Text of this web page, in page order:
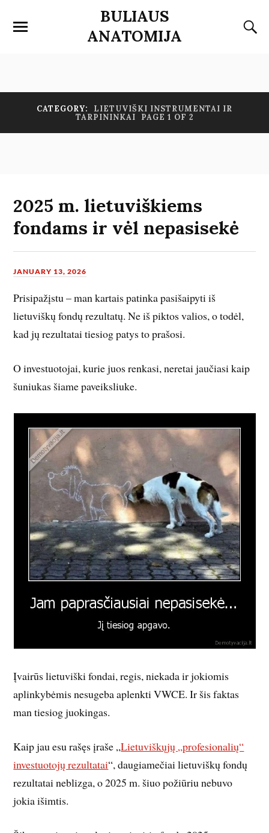
BULIAUS
ANATOMIJA
CATEGORY:
LIETUVIŠKI INSTRUMENTAI IR
TARPININKAI
PAGE 1 OF 2
2025 m. lietuviškiems
fondams ir vėl nepasisekė
JANUARY 13, 2026
Prisipažįstu – man kartais patinka pasišaipyti iš
lietuviškų fondų rezultatų. Ne iš piktos valios, o todėl,
kad jų rezultatai tiesiog patys to prašosi.
O investuotojai, kurie juos renkasi, neretai jaučiasi kaip
šuniukas šiame paveiksliuke.
Įvairūs lietuviški fondai, regis, niekada ir jokiomis
aplinkybėmis nesugeba aplenkti VWCE. Ir šis faktas
man tiesiog juokingas.
Kaip jau esu rašęs įraše „Lietuviškųjų „profesionalių“
investuotojų rezultatai“, daugiamečiai lietuviškų fondų
rezultatai neblizga, o 2025 m. šiuo požiūriu nebuvo
jokia išimtis.